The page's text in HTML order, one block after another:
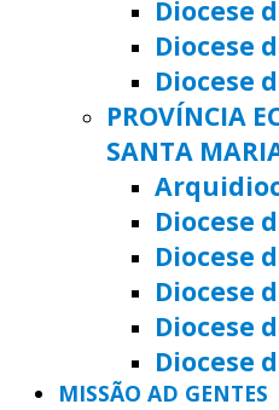
Diocese
Diocese
Diocese
PROVÍNCIA
SANTA
Diocese
Diocese
Diocese
Diocese
Diocese
MISSÃO AD GENTES